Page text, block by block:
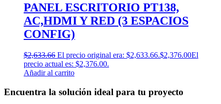
PANEL ESCRITORIO PT138,
AC,HDMI Y RED (3 ESPACIOS
CONFIG)
$2,633.66 El precio original era: $2,633.66.$2,376.00El
precio actual es: $2,376.00.
Añadir al carrito
Encuentra la solución ideal para tu proyecto